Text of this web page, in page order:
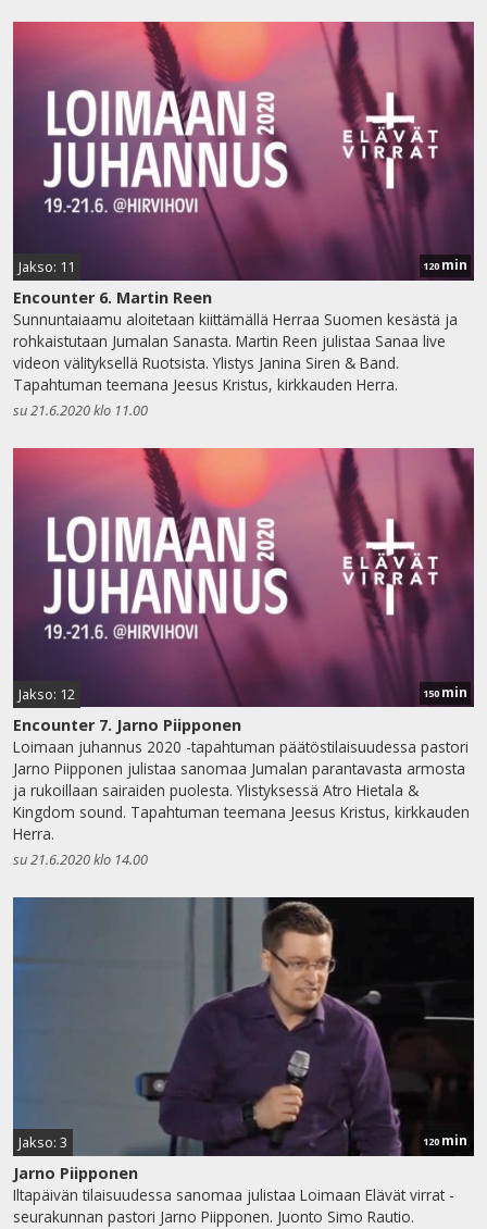
Jakso: 11 120 min
Encounter 6. Martin Reen
Sunnuntaiaamu aloitetaan kiittämällä Herraa Suomen kesästä ja
rohkaistutaan Jumalan Sanasta. Martin Reen julistaa Sanaa live
videon välityksellä Ruotsista. Ylistys Janina Siren & Band.
Tapahtuman teemana Jeesus Kristus, kirkkauden Herra.
su 21.6.2020 klo 11.00
Jakso: 12 150 min
Encounter 7. Jarno Piipponen
Loimaan juhannus 2020 -tapahtuman päätöstilaisuudessa pastori
Jarno Piipponen julistaa sanomaa Jumalan parantavasta armosta
ja rukoillaan sairaiden puolesta. Ylistyksessä Atro Hietala &
Kingdom sound. Tapahtuman teemana Jeesus Kristus, kirkkauden
Herra.
su 21.6.2020 klo 14.00
Jakso: 3 120 min
Jarno Piipponen
Iltapäivän tilaisuudessa sanomaa julistaa Loimaan Elävät virrat -
seurakunnan pastori Jarno Piipponen. Juonto Simo Rautio.